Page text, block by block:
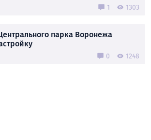
1 1303
парка Воронежа
0 1248